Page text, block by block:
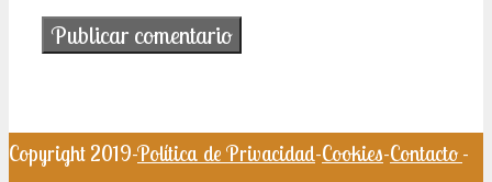
Copyright 2019-Política de Privacidad-Cookies-Contacto-